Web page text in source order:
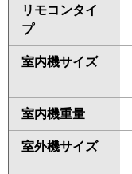
リモコンタイ
プ
室内機サイズ
室内機重量
室外機サイズ